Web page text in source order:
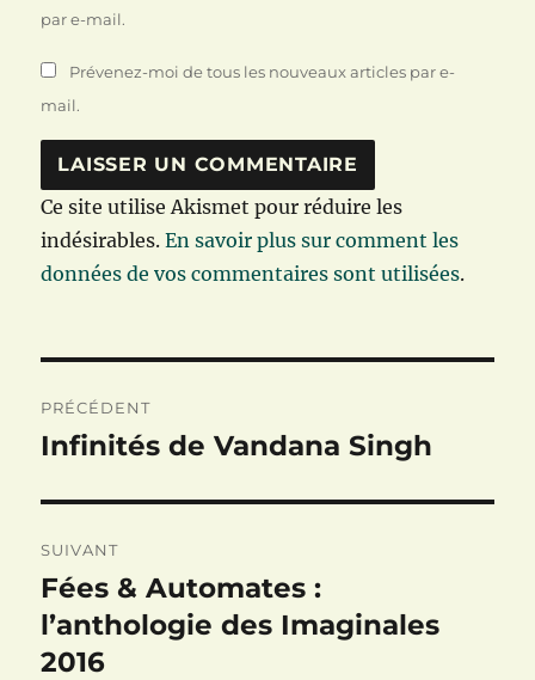
par e-mail.
Prévenez-moi de tous les nouveaux articles par e-
mail.
Ce site utilise Akismet pour réduire les
indésirables.En savoir plus sur comment les
données de vos commentaires sont utilisées.
de
PRÉCÉDENT
Publication
Infinités de Vandana Singh
SUIVANT
Publication
suivante :
Fées & Automates :
l’anthologie des Imaginales
2016